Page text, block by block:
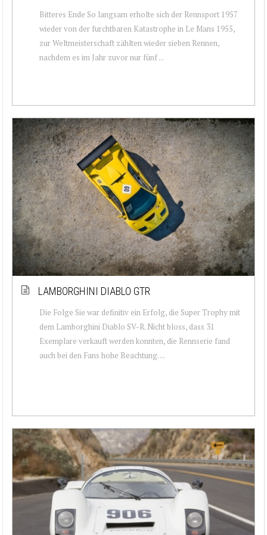
Bitteres Ende So langsam erholte sich der Rennsport 1957
wieder von der furchtbaren Katastrophe in Le Mans 1955,
zur Weltmeisterschaft zählten wieder sieben Rennen,
nachdem es im Jahr zuvor nur fünf ...
LAMBORGHINI DIABLO GTR
Die Folge Sie war definitiv ein Erfolg, die Super Trophy mit
dem Lamborghini Diablo SV-R. Nicht bloss, dass 31
Exemplare verkauft werden konnten, die Rennserie fand
auch bei den Fans hohe Beachtung. ...